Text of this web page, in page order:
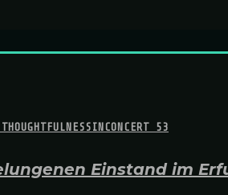
Einstand im